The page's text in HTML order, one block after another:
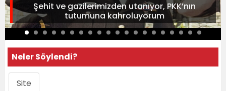
Şehit ve gazilerimizden utanıyor, PKK’nın
tutumuna kahroluyorum
Neler Söylendi?
Site